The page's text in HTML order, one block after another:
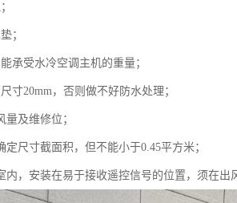
；
承受水冷空调主机的重量；
寸20mm，否则做不好防水处理；
及维修位；
尺寸截面积，但不能小于0.45平方米；
，安装在易于接收遥控信号的位置，须在出